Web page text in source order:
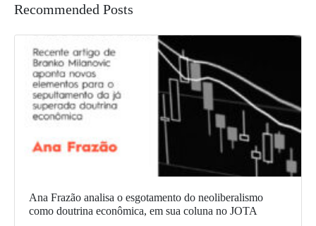
Recommended Posts
Ana Frazão analisa o esgotamento do neoliberalismo
como doutrina econômica, em sua coluna no JOTA